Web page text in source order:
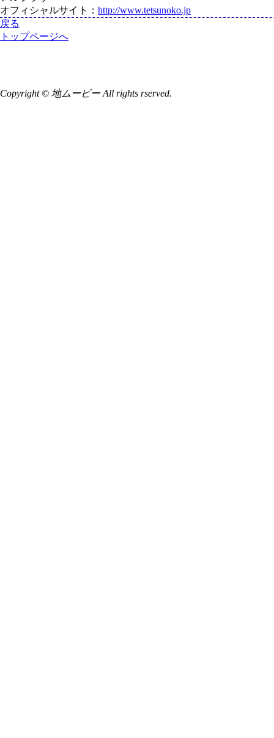
オフィシャルサイト： http://www.tetsunoko.jp
戻る
トップページへ
Copyright © 地ムービー All rights rserved.